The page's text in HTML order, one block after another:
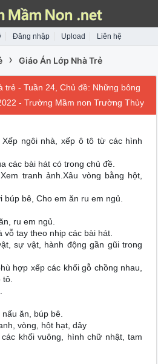
Đăng nhập Upload Liên hệ
› Giáo Án Lớp Nhà Trẻ
trẻ - Tuần 24, Chủ đề: Những bông
- Trường Mầm non Trường Thủy
ngôi nhà, xếp ô tô từ các hình
các bài hát có trong chủ đề.
tranh ảnh.Xâu vòng bằng hột,
bê, Cho em ăn ru em ngủ.
ru em ngủ.
tay theo nhịp các bài hát.
sự vật, hành động gần gũi trong
hợp xếp các khối gỗ chồng nhau,
ăn, búp bê.
vòng, hột hạt, dây
khối vuông, hình chữ nhật, tam